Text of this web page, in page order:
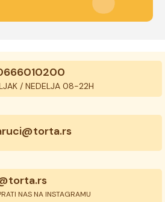
/ NEDELJA 08-22H
NAS NA INSTAGRAMU